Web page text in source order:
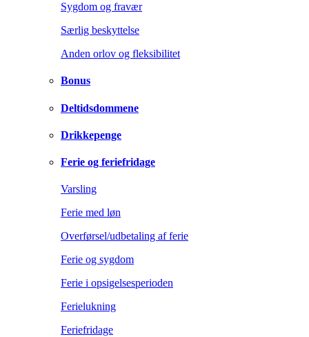
Sygdom og fravær
Særlig beskyttelse
Anden orlov og fleksibilitet
Bonus
Deltidsdommene
Drikkepenge
Ferie og feriefridage
Varsling
Ferie med løn
Overførsel/udbetaling af ferie
Ferie og sygdom
Ferie i opsigelsesperioden
Ferielukning
Feriefridage